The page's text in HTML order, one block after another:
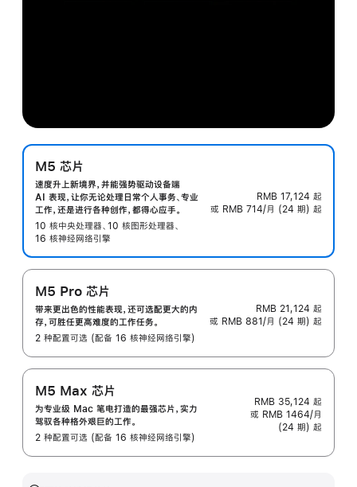
M5 芯片
速度升上新境界，并能强势驱动设备端
AI 表现，让你无论处理日常个人事务、专业
工作，还是进行各种创作，都得心应手。
10 核中央处理器、10 核图形处理器、
16 核神经网络引擎
RMB 17,124 起
或 RMB 714/月 (24 期) 起
M5 Pro 芯片
带来更出色的性能表现，还可选配更大的内
存，可胜任更高难度的工作任务。
2 种配置可选 (配备 16 核神经网络引擎)
RMB 21,124 起
或 RMB 881/月 (24 期) 起
M5 Max 芯片
为专业级 Mac 笔电打造的最强芯片，实力
驾驭各种格外艰巨的工作。
2 种配置可选 (配备 16 核神经网络引擎)
RMB 35,124 起
或 RMB 1464/月
(24 期) 起